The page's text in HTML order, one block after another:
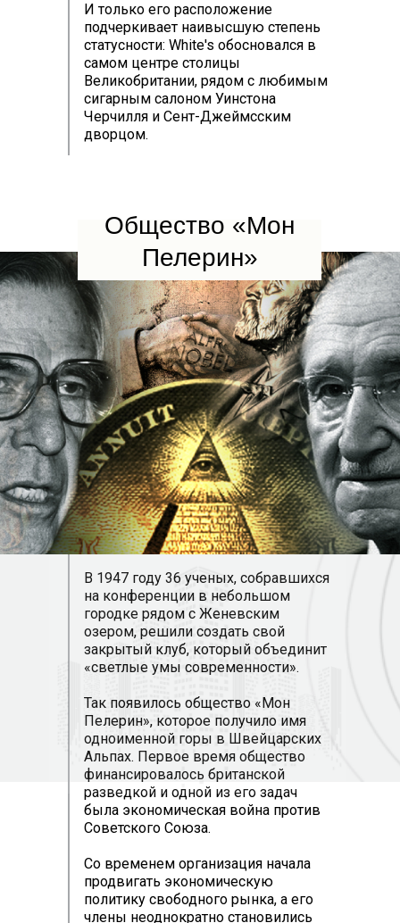
И только его расположение
подчеркивает наивысшую степень
статусности: White's обосновался в
самом центре столицы
Великобритании, рядом с любимым
сигарным салоном Уинстона
Черчилля и Сент-Джеймсским
дворцом.
В 1947 году 36 ученых, собравшихся
на конференции в небольшом
городке рядом с Женевским
озером, решили создать свой
закрытый клуб, который объединит
«светлые умы современности».
Так появилось общество «Мон
Пелерин», которое получило имя
одноименной горы в Швейцарских
Альпах. Первое время общество
финансировалось британской
разведкой и одной из его задач
была экономическая война против
Советского Союза.
Со временем организация начала
продвигать экономическую
политику свободного рынка, а его
члены неоднократно становились
Общество «Мон
Пелерин»